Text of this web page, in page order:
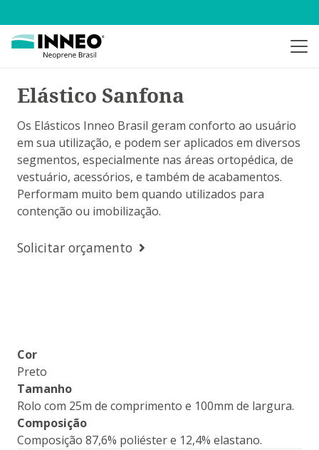
Elástico Sanfona
Os Elásticos Inneo Brasil geram conforto ao usuário
em sua utilização, e podem ser aplicados em diversos
segmentos, especialmente nas áreas ortopédica, de
vestuário, acessórios, e também de acabamentos.
Performam muito bem quando utilizados para
contenção ou imobilização.
Solicitar orçamento
Cor
Preto
Tamanho
Rolo com 25m de comprimento e 100mm de largura.
Composição
Composição 87,6% poliéster e 12,4% elastano.